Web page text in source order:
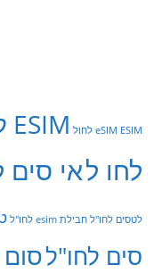
eSIM ESIM לחול ESIM לחולת
לחו לאי סים
לטסים לחו"ל חבילת esim לחו"ל
סים לחו"ל